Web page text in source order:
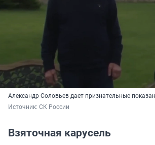
Александр Соловьев дает признательные
Источник: СК России
Взяточная карусель